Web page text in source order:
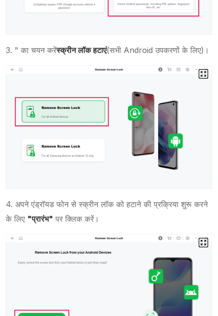
3. " का चयन करेंस्क्रीन लॉक हटाएं(सभी Android उपकरणों के लिए)।
4. अपने एंड्रॉयड फोन से स्क्रीन लॉक को हटाने की प्रक्रिया शुरू करने
के लिए "प्रारंभ" पर क्लिक करें।